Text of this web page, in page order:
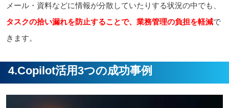
メール・資料などに情報が分散していたりする状況の中でも、
タスクの拾い漏れを防止することで、業務管理の負担を軽減で
きます。
4.Copilot活用3つの成功事例